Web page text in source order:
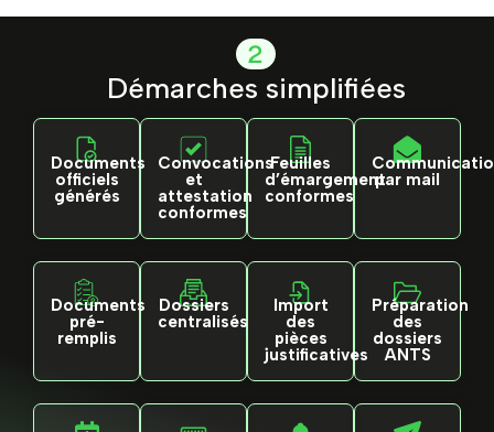
2
Démarches simplifiées
Documents
officiels
générés
Convocations
et
attestation
conformes
Feuilles
d’émargement
conformes
par mail
Documents
pré-
remplis
Dossiers
centralisés
Import
des
pièces
justificatives
Préparation
des
dossiers
ANTS